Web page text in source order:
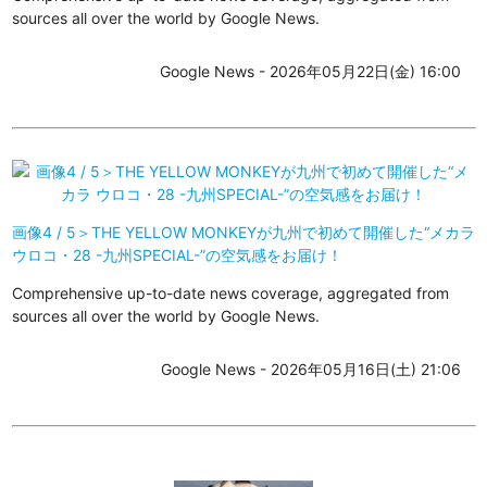
sources all over the world by Google News.
Google News - 2026年05月22日(金) 16:00
画像4 / 5＞THE YELLOW MONKEYが九州で初めて開催した“メカラ
ウロコ・28 -九州SPECIAL-”の空気感をお届け！
Comprehensive up-to-date news coverage, aggregated from
sources all over the world by Google News.
Google News - 2026年05月16日(土) 21:06